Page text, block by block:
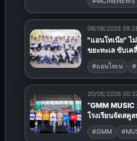
08/06/2026
"แอนโทเนีย" ไ
ขยะทะเล ขับเคลื่อนภารกิจ SeaChange® ในวัน
มหาสมุทรโลก
#แอนโทเน #
20/05/2026
“GMM
โรงเรียนจัดสคูลทัวร์รับ
Milli-Alala” น
โดดกันโรงเรียน
#GMM